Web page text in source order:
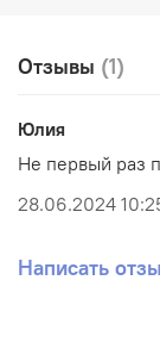
полотенцем
частого и
Для
Отзывы (1)
Юлия
Не первый раз
28.06.2024
Написать